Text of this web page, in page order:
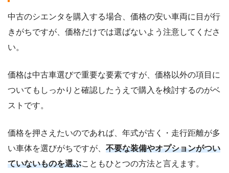
中古のシエンタを購入する場合、価格の安い車両に目が行
きがちですが、価格だけでは選ばないよう注意してくださ
い。
価格は中古車選びで重要な要素ですが、価格以外の項目に
ついてもしっかりと確認したうえで購入を検討するのがベ
ストです。
価格を押さえたいのであれば、年式が古く・走行距離が多
い車体を選びがちですが、 不要な装備やオプションがつい
ていないものを選ぶこともひとつの方法と言えます。